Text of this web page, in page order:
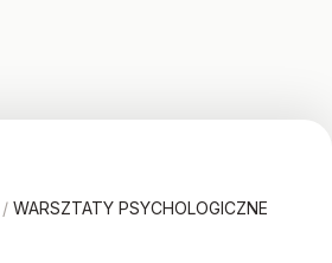
/ WARSZTATY PSYCHOLOGICZNE